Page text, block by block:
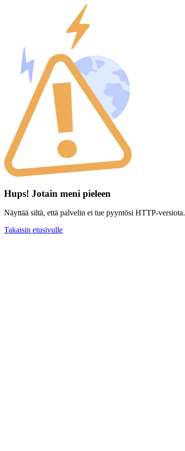
Hups! Jotain meni pieleen
Näyttää siltä, että palvelin ei tue pyyntösi HTTP-versiota.
Takaisin etusivulle